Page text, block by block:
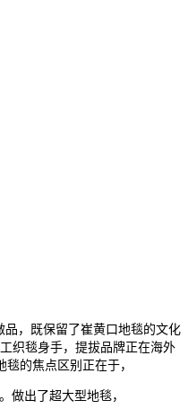
，既保留了崔黄口地毯的文化
织毯身手，提拔品牌正在海外
的焦点区别正在于，
出了超大型地毯，